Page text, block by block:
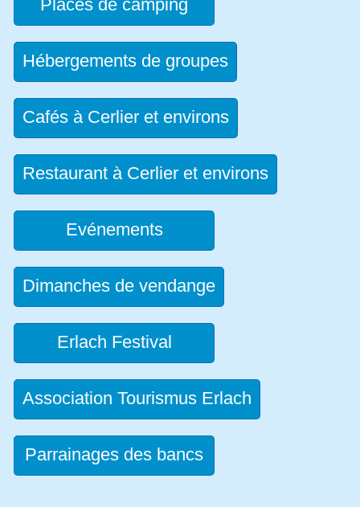
Places de camping
Hébergements de groupes
Cafés à Cerlier et environs
Restaurant à Cerlier et environs
Evénements
Dimanches de vendange
Erlach Festival
Association Tourismus Erlach
Parrainages des bancs